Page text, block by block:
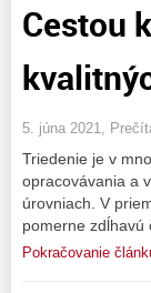
Cestou
5. júna 2021,
Triedenie je v
opracovávania a
úrovniach. V
pomerne
Pokračovanie